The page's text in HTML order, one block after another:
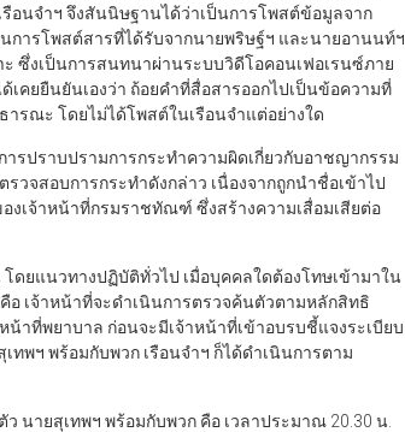
อนจำฯ จึงสันนิษฐานได้ว่าเป็นการโพสต์ข้อมูลจาก
การโพสต์สารที่ได้รับจากนายพริษฐ์ฯ และนายอานนท์ฯ
ซึ่งเป็นการสนทนาผ่านระบบวิดีโอคอนเฟอเรนซ์ภาย
เคยยืนยันเองว่า ถ้อยคำที่สื่อสารออกไปเป็นข้อความที่
รณะ โดยไม่ได้โพสต์ในเรือนจำแต่อย่างใด
ปราบปรามการกระทำความผิดเกี่ยวกับอาชญากรรม
วจสอบการกระทำดังกล่าว เนื่องจากถูกนำชื่อเข้าไป
งเจ้าหน้าที่กรมราชทัณฑ์ ซึ่งสร้างความเสื่อมเสียต่อ
ยแนวทางปฏิบัติทั่วไป เมื่อบุคคลใดต้องโทษเข้ามาใน
เจ้าหน้าที่จะดำเนินการตรวจค้นตัวตามหลักสิทธิ
าที่พยาบาล ก่อนจะมีเจ้าหน้าที่เข้าอบรบชี้แจงระเบียบ
พฯ พร้อมกับพวก เรือนจำฯ ก็ได้ดำเนินการตาม
นายสุเทพฯ พร้อมกับพวก คือ เวลาประมาณ 20.30 น.